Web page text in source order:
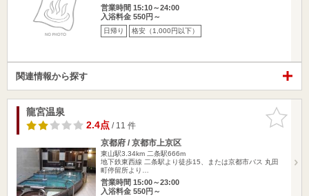
営業時間 15:10～24:00
入浴料金 550円～
日帰り 格安（1,000円以下）
関連情報から探す
お気に入
りに追加
龍宮温泉
2.4点/ 11 件
京都府 / 京都市上京区
東山駅3.34km 二条駅666m
地下鉄東西線 二条駅より徒歩15、または京都市バス 丸田
町停留所より…
営業時間 15:00～23:00
入浴料金 550円～